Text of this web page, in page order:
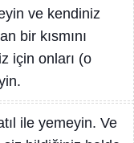
ve kendiniz
bir kısmını
için onları (o
ile yemeyin. Ve